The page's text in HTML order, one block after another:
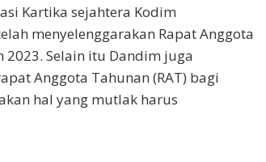
Kartika sejahtera Kodim
menyelenggarakan Rapat Anggota
Selain itu Dandim juga
Anggota Tahunan (RAT) bagi
hal yang mutlak harus